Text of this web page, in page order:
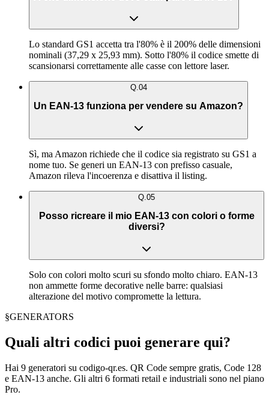
Lo standard GS1 accetta tra l'80% è il 200% delle dimensioni
nominali (37,29 x 25,93 mm). Sotto l'80% il codice smette di
scansionarsi correttamente alle casse con lettore laser.
Q. 04
Un EAN-13 funziona per vendere su Amazon?
Sì, ma Amazon richiede che il codice sia registrato su GS1 a
nome tuo. Se generi un EAN-13 con prefisso casuale,
Amazon rileva l'incoerenza e disattiva il listing.
Q. 05
Posso ricreare il mio EAN-13 con colori o forme
diversi?
Solo con colori molto scuri su sfondo molto chiaro. EAN-13
non ammette forme decorative nelle barre: qualsiasi
alterazione del motivo compromette la lettura.
§GENERATORS
Quali altri codici puoi generare qui?
Hai 9 generatori su codigo-qr.es. QR Code sempre gratis, Code 128
e EAN-13 anche. Gli altri 6 formati retail e industriali sono nel piano
Pro.